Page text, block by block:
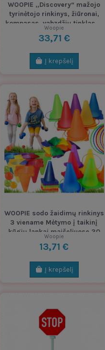
WOOPIE „Discovery“ mažojo
tyrinėtojo rinkinys, žiūronai,
kompasas, vabzdžių tinklas,...
Woopie
33,71 €
Į krepšelį
WOOPIE sodo žaidimų rinkinys
3 viename Mėtymo į taikinį
kūgių lankai maišeliuose 30
vnt.
Woopie
13,71 €
Į krepšelį